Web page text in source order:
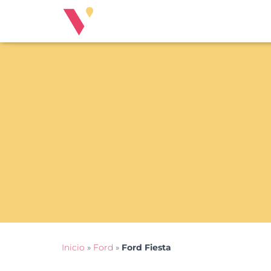
Inicio » Ford » Ford Fiesta